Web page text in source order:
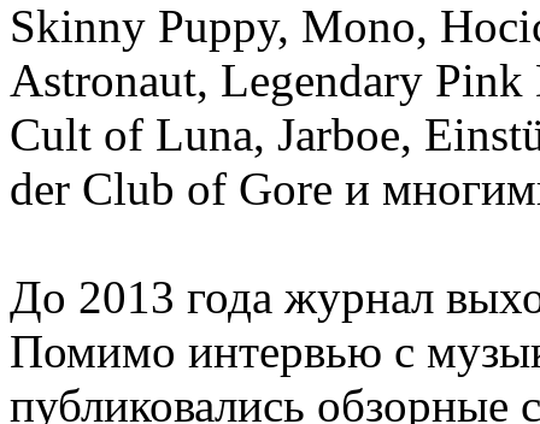
Skinny Puppy, Mono,
Astronaut, Legendary
Cult of Luna, Jarboe,
der Club of Gore и
До 2013 года журнал
Помимо интервью с
публиковались обзорные